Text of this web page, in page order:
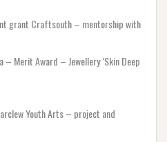
grant Craftsouth – mentorship with
Merit Award – Jewellery ‘Skin Deep
Youth Arts – project and